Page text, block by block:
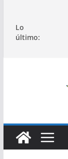
contenido
Lo
último: